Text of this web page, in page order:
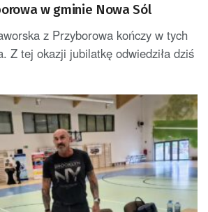
w gminie Nowa Sól
z Przyborowa kończy w tych
Z tej okazji jubilatkę odwiedziła dziś